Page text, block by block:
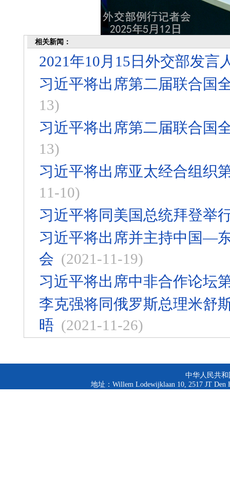
相关新闻：
2021年10月15日外交部发言
习近平将出席第二届联合国
13)
习近平将出席第二届联合国
13)
习近平将出席亚太经合组织
11-10)
习近平将同美国总统拜登举
习近平将出席并主持中国—
会 (2021-11-19)
习近平将出席中非合作论坛
李克强将同俄罗斯总理米舒
晤 (2021-11-26)
中华人民共
地址：Willem Lodewijklaan 10, 2517 JT Den